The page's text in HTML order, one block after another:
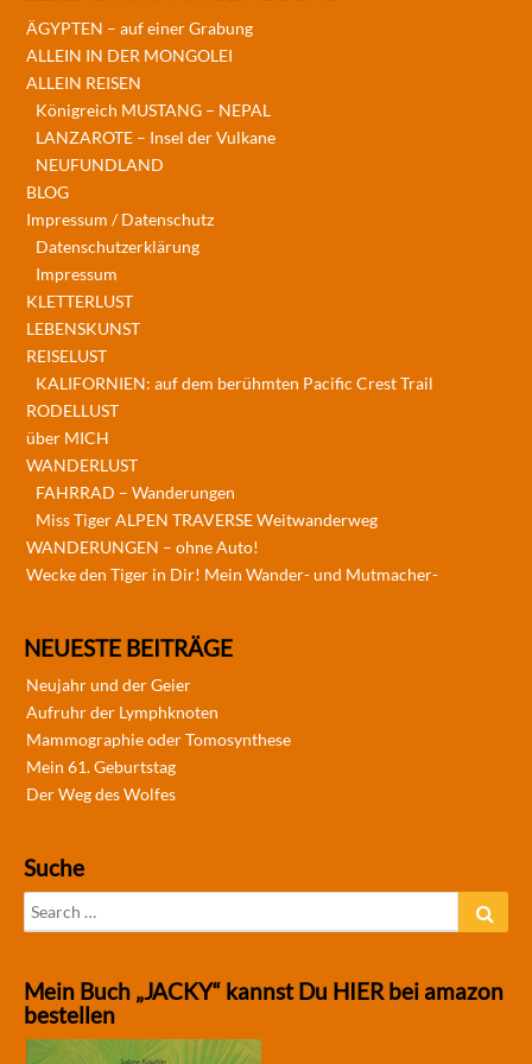
ÄGYPTEN – auf einer Grabung
ALLEIN IN DER MONGOLEI
ALLEIN REISEN
Königreich MUSTANG – NEPAL
LANZAROTE – Insel der Vulkane
NEUFUNDLAND
BLOG
Impressum / Datenschutz
Datenschutzerklärung
Impressum
KLETTERLUST
LEBENSKUNST
REISELUST
KALIFORNIEN: auf dem berühmten Pacific Crest Trail
RODELLUST
über MICH
WANDERLUST
FAHRRAD – Wanderungen
Miss Tiger ALPEN TRAVERSE Weitwanderweg
WANDERUNGEN – ohne Auto!
Wecke den Tiger in Dir! Mein Wander- und Mutmacher-
NEUESTE BEITRÄGE
Neujahr und der Geier
Aufruhr der Lymphknoten
Mammographie oder Tomosynthese
Mein 61. Geburtstag
Der Weg des Wolfes
Suche
Search
for:
Mein Buch „JACKY“ kannst Du HIER bei amazon
bestellen